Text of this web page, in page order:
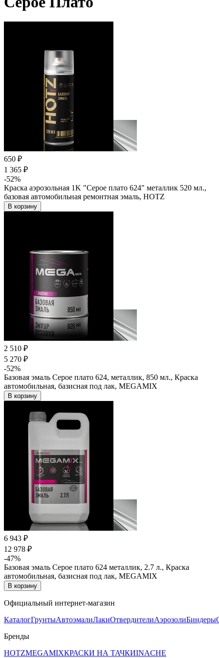
650 ₽
1 365 ₽
-52%
Краска аэрозольная 1K "Серое плато 624" металлик 520 мл.,
базовая автомобильная ремонтная эмаль, HOTZ
В корзину
2 510 ₽
5 270 ₽
-52%
Базовая эмаль Серое плато 624, металлик, 850 мл., Краска
автомобильная, базисная под лак, MEGAMIX
В корзину
6 943 ₽
12 978 ₽
-47%
Базовая эмаль Серое плато 624 металлик, 2.7 л., Краска
автомобильная, базисная под лак, MEGAMIX
В корзину
Официальный интернет-магазин
КаталогГрунтыАвтоэмалиЛакиОтвердителиАэрозолиБиндеры
Бренды
HOTZMEGAMIXКРАСКИ НА ТАЧКИINACHE